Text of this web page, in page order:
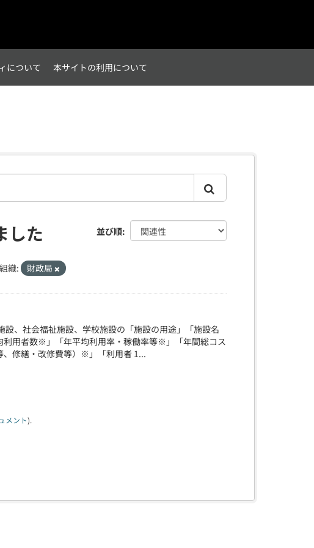
について 本サイトの利用について
並び順
した
組織: 財政局
、社会福祉施設、学校施設の「施設の用途」「施設名
利用者数※」「年平均利用率・稼働率等※」「年間総コス
、修繕・改修費等）※」「利用者 1...
メント).